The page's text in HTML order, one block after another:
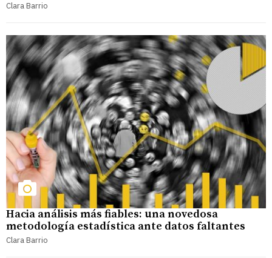
Clara Barrio
Hacia análisis más fiables: una novedosa
metodología estadística ante datos faltantes
Clara Barrio